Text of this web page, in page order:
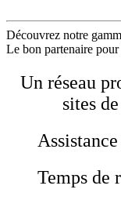
Découvrez notre
Le bon partenaire
Un réseau
sites
Temps de